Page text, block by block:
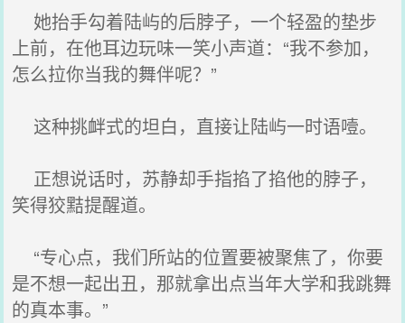
她抬手勾着陆屿的后脖子，一个轻盈的垫步
上前，在他耳边玩味一笑小声道：“我不参加，
怎么拉你当我的舞伴呢？”
这种挑衅式的坦白，直接让陆屿一时语噎。
正想说话时，苏静却手指掐了掐他的脖子，
笑得狡黠提醒道。
“专心点，我们所站的位置要被聚焦了，你要
是不想一起出丑，那就拿出点当年大学和我跳舞
的真本事。”